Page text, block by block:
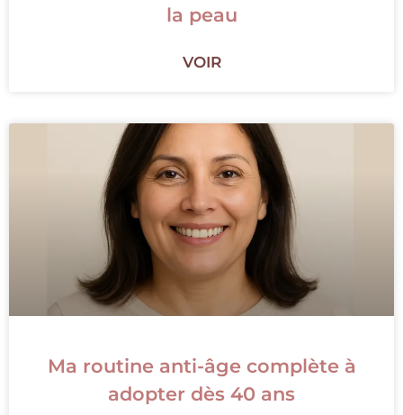
la peau
VOIR
Ma routine anti-âge complète à
adopter dès 40 ans